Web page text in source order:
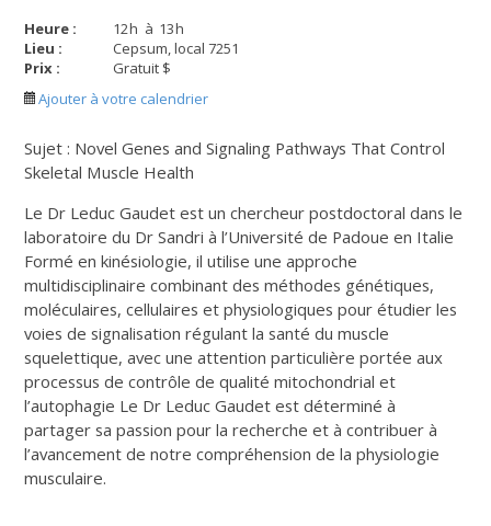
Heure : 12h à 13h
Lieu :
Cepsum, local 7251
Prix :
Gratuit $
Ajouter à votre calendrier
Sujet : Novel Genes and Signaling Pathways That Control
Skeletal Muscle Health
Le Dr Leduc Gaudet est un chercheur postdoctoral dans le
laboratoire du Dr Sandri à l’Université de Padoue en Italie
Formé en kinésiologie, il utilise une approche
multidisciplinaire combinant des méthodes génétiques,
moléculaires, cellulaires et physiologiques pour étudier les
voies de signalisation régulant la santé du muscle
squelettique, avec une attention particulière portée aux
processus de contrôle de qualité mitochondrial et
l’autophagie Le Dr Leduc Gaudet est déterminé à
partager sa passion pour la recherche et à contribuer à
l’avancement de notre compréhension de la physiologie
musculaire.